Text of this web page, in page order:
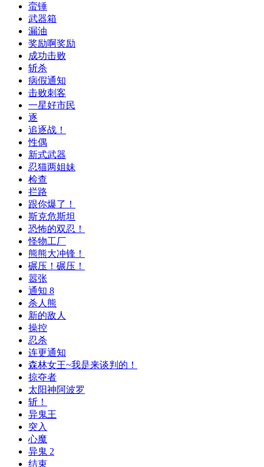
蛮锤
武器箱
漏油
奖励啊奖励
成功击败
斩杀
病假通知
击败刺客
一星好市民
逐
追逐战！
性偶
新式武器
忍猫两姐妹
检查
拦路
跟你爆了！
斯克危斯坦
恐怖的双忍！
怪物工厂
熊熊大冲锋！
碾压！碾压！
嚣张
通知 8
杀人熊
新的敌人
操控
忍杀
连更通知
森林女王~我是来谈判的！
掠夺者
太阳神阿波罗
斩！
异鬼王
突入
心魔
异鬼 2
结束